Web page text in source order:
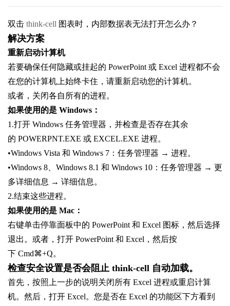
双击 think-cell 图表时，内部数据表无法打开怎么办？
解决方案
重新启动计算机
若要确保任何隐藏或挂起的 PowerPoint 或 Excel 进程都不会
在您的计算机上始终卡住，请重新启动您的计算机。
或者，关闭各自所有的进程。
如果使用的是 Windows：
1.打开 Windows 任务管理器，并检查是否存在其余
的 POWERPNT.EXE 或 EXCEL.EXE 进程。
•Windows Vista 和 Windows 7：任务管理器 → 进程。
•Windows 8、Windows 8.1 和 Windows 10：任务管理器 → 更
多详细信息 → 详细信息。
2.结束这些进程。
如果使用的是 Mac：
右键单击停靠面板中的 PowerPoint 和 Excel 图标，然后选择
退出。或者，打开 PowerPoint 和 Excel，然后按
下 Cmd⌘+Q。
检查安全设置是否会阻止 think-cell 自动加载。
首先，按照上一步的说明关闭所有 Excel 进程或重启计算
机。然后，打开 Excel。您是否在 Excel 的功能区下方看到